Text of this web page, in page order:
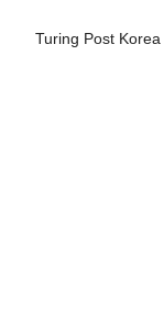
Turing Post Korea